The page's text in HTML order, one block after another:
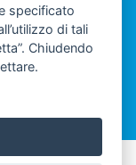
specificato
di tali
Chiudendo